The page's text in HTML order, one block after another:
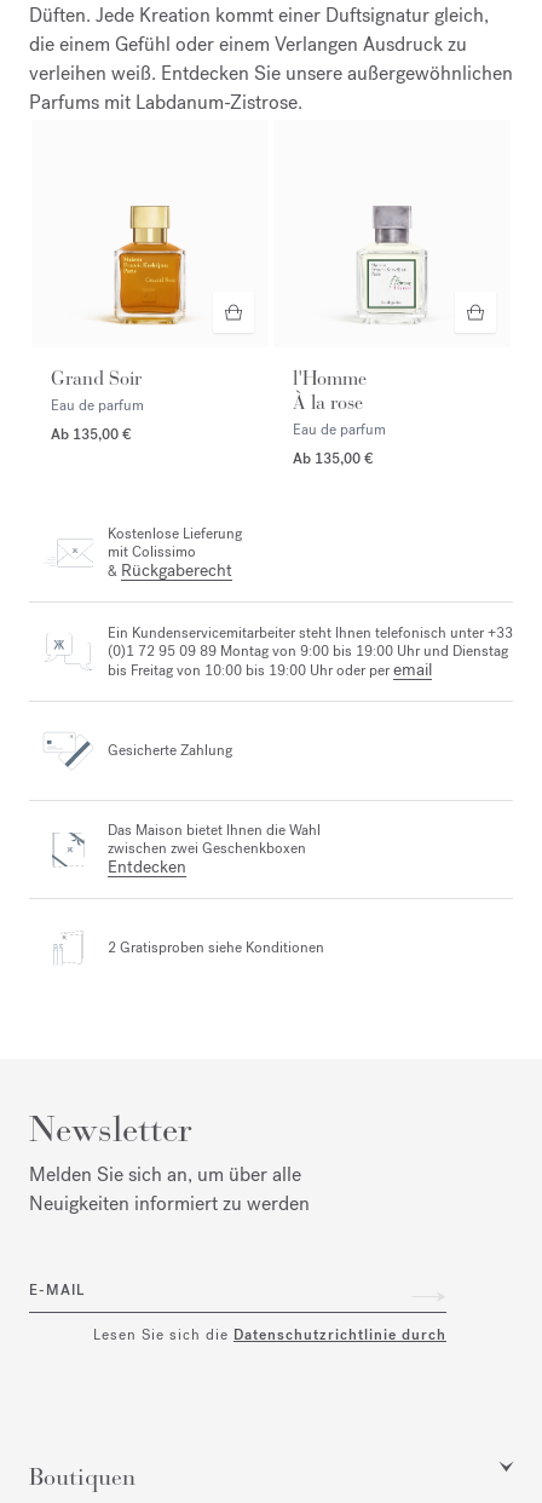
Düften. Jede Kreation kommt einer Duftsignatur gleich,
die einem Gefühl oder einem Verlangen Ausdruck zu
verleihen weiß. Entdecken Sie unsere außergewöhnlichen
Parfums mit Labdanum-Zistrose.
Grand Soir
Eau de parfum
Ab 135,00 €
l'Homme
À la rose
Eau de parfum
Ab 135,00 €
Kostenlose Lieferung
mit Colissimo
& Rückgaberecht
Ein Kundenservicemitarbeiter steht Ihnen telefonisch unter +33
(0)1 72 95 09 89 Montag von 9:00 bis 19:00 Uhr und Dienstag
bis Freitag von 10:00 bis 19:00 Uhr oder peremail
Gesicherte Zahlung
Das Maison bietet Ihnen die Wahl
zwischen zwei Geschenkboxen
Entdecken
2 Gratisproben siehe Konditionen
Newsletter
Melden Sie sich an, um über alle
Neuigkeiten informiert zu werden
E-MAIL
Lesen Sie sich die Datenschutzrichtlinie durch
Boutiquen